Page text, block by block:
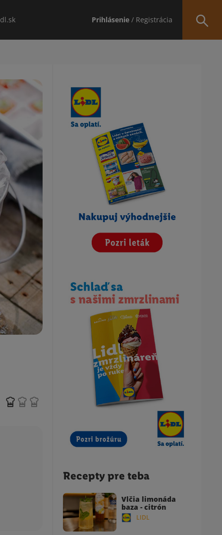
Prihlásenie / Registrácia
Obsah bočného panela
Recepty pre teba
Vlčia limonáda
baza - citrón
LIDL